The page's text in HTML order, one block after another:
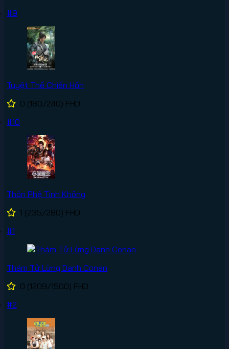
#9
Tuyệt Thế Chiến Hồn
0 (180/240) FHD
#10
Thôn Phệ Tinh Không
1 (235/280) FHD
#1
Thám Tử Lừng Danh Conan
0 (1209/1500) FHD
#2